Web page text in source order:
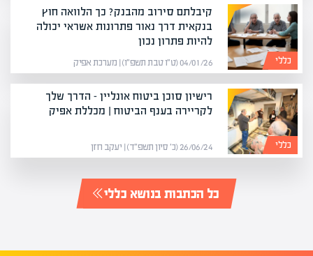
כללי
קיבלתם סירוב מהבנק? כך הלוואה חוץ
בנקאית דרך נאור פתרונות אשראי יכולה
להיות פתרון נכון
04/01/26 (ט״ו טבת תשפ״ו) | מערכת אפיק
כללי
רישיון סוכן ביטוח אונליין – הדרך שלך
לקריירה בענף הביטוח | מכללת אפיק
26/06/24 (כ׳ סיון תשפ״ד) | יעקב חזן
כל הכתבות בנושא כללי